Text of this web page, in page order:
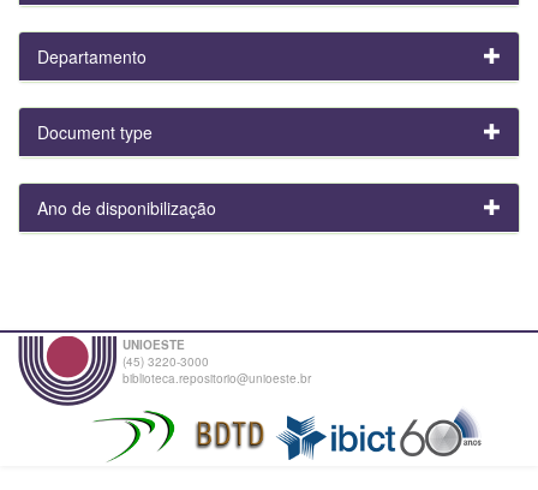
Departamento
Document type
Ano de disponibilização
UNIOESTE
(45) 3220-3000
biblioteca.repositorio@unioeste.br